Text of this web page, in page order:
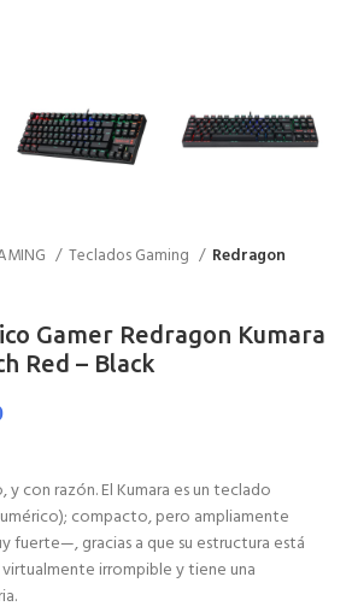
Teclados Gaming Redragon
Gamer Redragon Kumara
Red – Black
y con razón. El Kumara es un teclado
compacto, pero ampliamente
fuerte—, gracias a que su estructura está
irrompible y tiene una